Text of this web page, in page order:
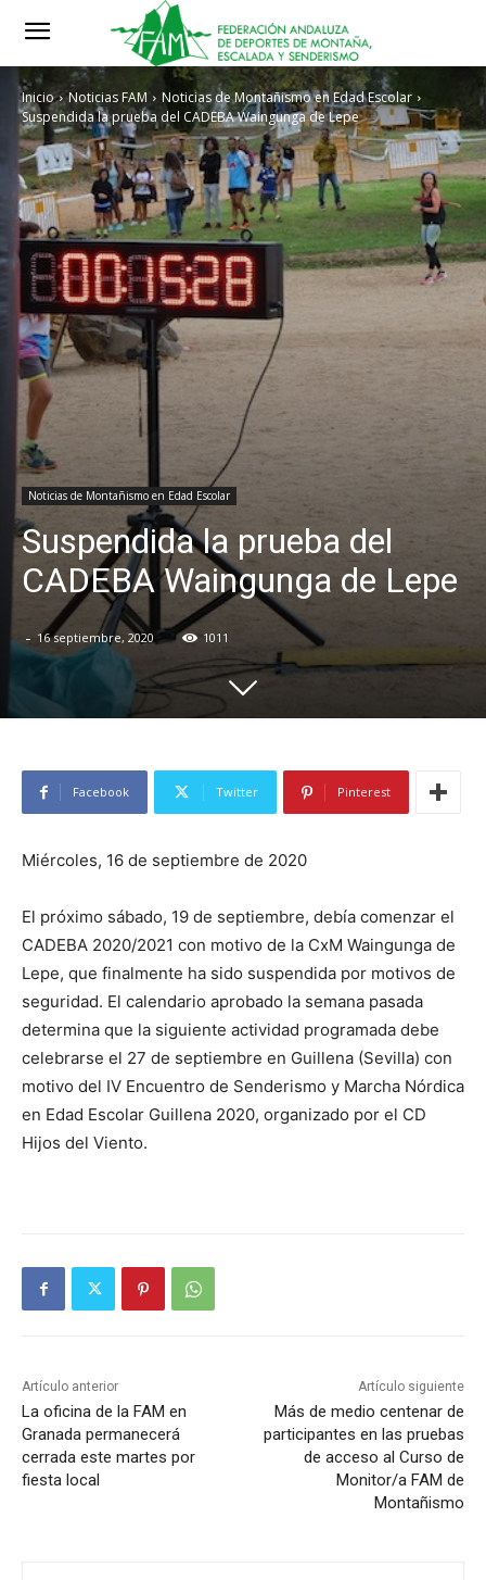
Inicio Noticias FAM
Noticias de Montañismo en Edad Escolar
Suspendida la prueba del CADEBA Waingunga de Lepe
Noticias de Montañismo en Edad Escolar
Suspendida la prueba del
CADEBA Waingunga de Lepe
- 16 septiembre, 2020 1011
Facebook Twitter Pinterest
Miércoles, 16 de septiembre de 2020
El próximo sábado, 19 de septiembre, debía comenzar el
CADEBA 2020/2021 con motivo de la CxM Waingunga de
Lepe, que finalmente ha sido suspendida por motivos de
seguridad. El calendario aprobado la semana pasada
determina que la siguiente actividad programada debe
celebrarse el 27 de septiembre en Guillena (Sevilla) con
motivo del IV Encuentro de Senderismo y Marcha Nórdica
en Edad Escolar Guillena 2020, organizado por el CD
Hijos del Viento.
Artículo anterior
La oficina de la FAM en
Granada permanecerá
cerrada este martes por
fiesta local
Artículo siguiente
Más de medio centenar de
participantes en las pruebas
de acceso al Curso de
Monitor/a FAM de
Montañismo